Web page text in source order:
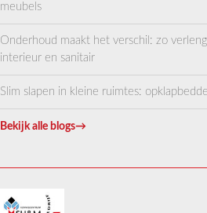
meubels
Onderhoud maakt het verschil: zo
interieur en sanitair
Slim slapen in kleine ruimtes:
Bekijk alle blogs→